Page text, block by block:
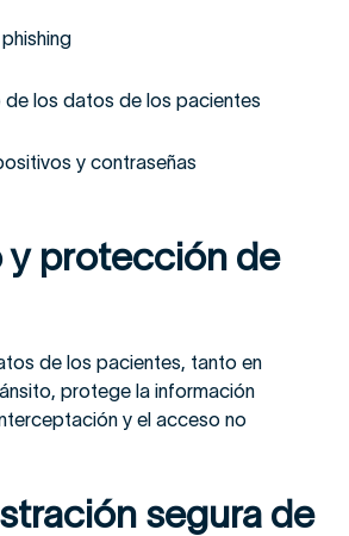
de los datos de los pacientes
y contraseñas
y protección de
de los pacientes, tanto en
protege la información
y el acceso no
segura de